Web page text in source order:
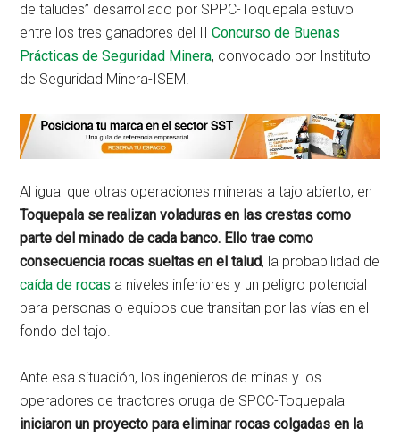
de taludes” desarrollado por SPPC-Toquepala estuvo
entre los tres ganadores del IIConcurso de Buenas
Prácticas de Seguridad Minera, convocado por Instituto
de Seguridad Minera-ISEM.
Al igual que otras operaciones mineras a tajo abierto, en
Toquepala se realizan voladuras en las crestas como
parte del minado de cada banco. Ello trae como
consecuencia rocas sueltas en el talud, la probabilidad de
caída de rocas a niveles inferiores y un peligro potencial
para personas o equipos que transitan por las vías en el
fondo del tajo.
Ante esa situación, los ingenieros de minas y los
operadores de tractores oruga de SPCC-Toquepala
iniciaron un proyecto para eliminar rocas colgadas en la